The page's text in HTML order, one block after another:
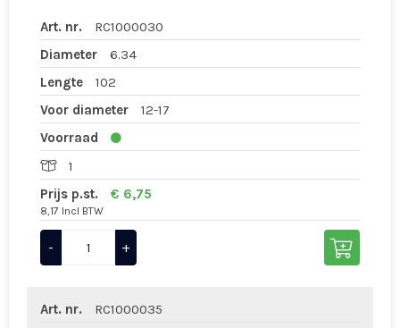
Art. nr.
RC1000030
Diameter
6.34
Lengte
102
Voor diameter
12-17
Voorraad
1
Prijs p.st.
€ 6,75
8,17 Incl BTW
- +
Art. nr.
RC1000035